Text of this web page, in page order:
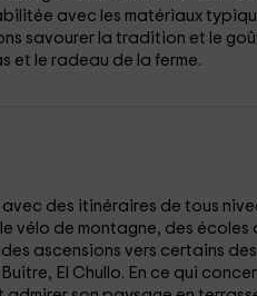
avec les matériaux
savourer la tradition et le
et le radeau de la ferme.
des itinéraires de tous
vélo de montagne, des écoles
ascensions vers certains des
El Chullo. En ce qui